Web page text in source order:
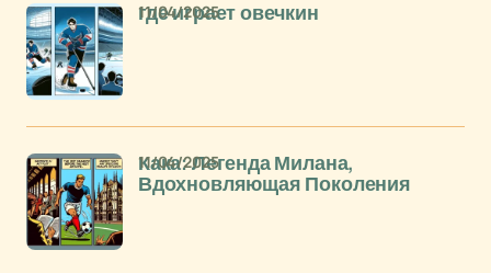
где играет овечкин
11/04/2025
Кака: Легенда Милана,
Вдохновляющая Поколения
11/04/2025